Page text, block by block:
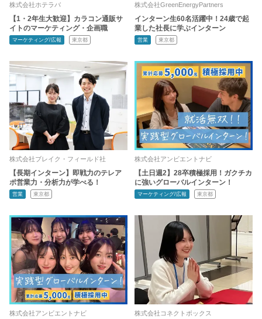
株式会社ホテラバ
【1・2年生大歓迎】カラコン通販サ
イトのマーケティング・企画職
マーケティング/広報 東京都
株式会社GreenEnergyPartners
インターン生60名活躍中！24歳で起
業した社長に学ぶインターン
営業 東京都
株式会社ブレイク・フィールド社
【長期インターン】即戦力のテレア
ポ営業力・分析力が学べる！
営業 東京都
株式会社アンビエントナビ
【土日週2】28卒積極採用！ガクチカ
に強いグローバルインターン！
マーケティング/広報 東京都
株式会社アンビエントナビ 株式会社コネクトボックス